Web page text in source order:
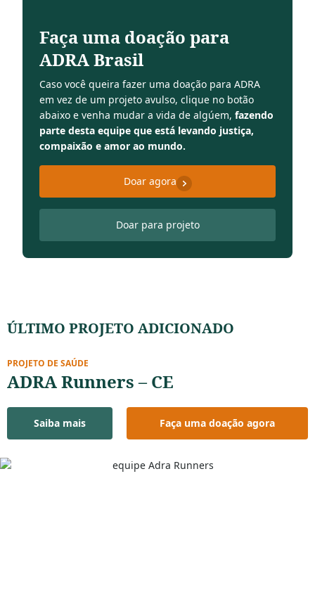
Faça uma doação para
ADRA Brasil
Caso você queira fazer uma doação para ADRA
em vez de um projeto avulso, clique no botão
abaixo e venha mudar a vida de algúem, fazendo
parte desta equipe que está levando justiça,
compaixão e amor ao mundo.
Doar agora
Doar para projeto
ÚLTIMO PROJETO ADICIONADO
PROJETO DE SAÚDE
ADRA Runners – CE
Saiba mais Faça uma doação agora